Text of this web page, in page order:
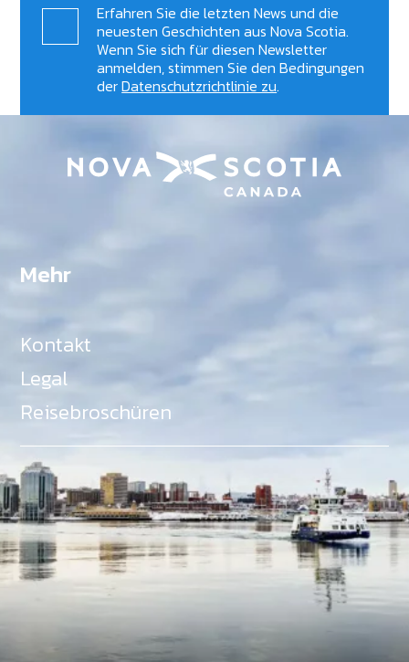
Erfahren Sie die letzten News und die
neuesten Geschichten aus Nova Scotia.
Wenn Sie sich für diesen Newsletter
anmelden, stimmen Sie den Bedingungen
derDatenschutzrichtlinie zu.
Mehr
Kontakt
Legal
Reisebroschüren
Als Teil des Ministeriums für Gemeinden, Kultur,
Tourismus und Kulturerbe, setzt sich Tourism Nova
Scotia aktiv für die Förderung von
Gleichberechtigung, Vielfalt, Inklusion und
Barrierefreiheit in ganz Nova Scotia ein und
unterstützt Partner, die dieses Engagement teilen.
Nova Scotia, Kanada, befindet sich in Mi'kma'ki, dem
angestammten Gebiet der Mi'kmaq - ein Gebiet